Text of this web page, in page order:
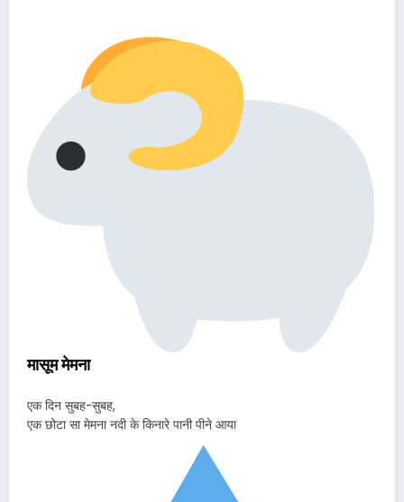
मासूम मेमना
एक दिन सुबह-सुबह,
एक छोटा सा मेमना नदी के किनारे पानी पीने आया